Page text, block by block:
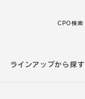
CPO検索
ラインアップから探す